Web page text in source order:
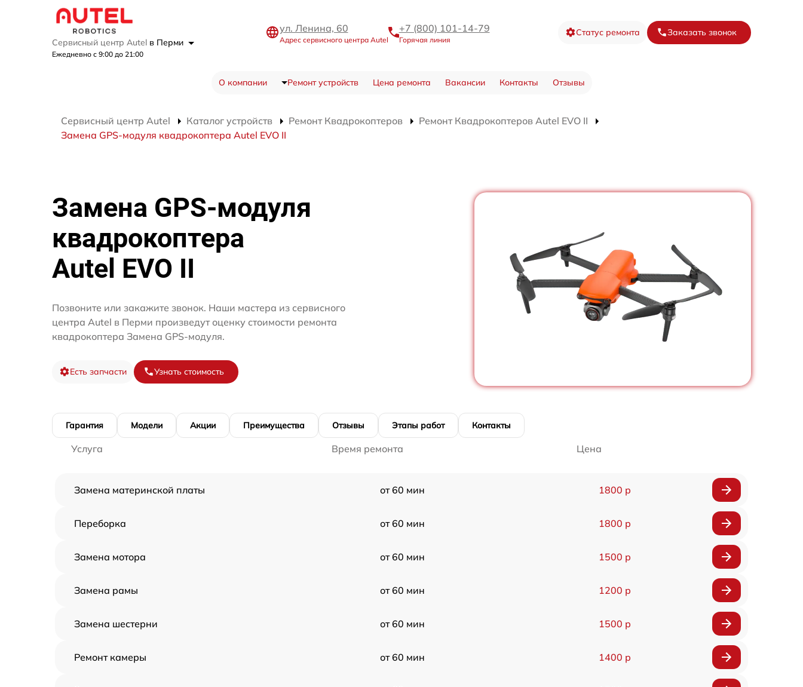
Сервисный центр Autel в Перми
Ежедневно с 9:00 до 21:00
ул. Ленина, 60
Адрес сервисного центра Autel
+7 (800) 101-14-79
Горячая линия
Статус ремонта Заказать звонок
О компании Ремонт устройств Цена ремонта Вакансии Контакты Отзывы
Сервисный центр Autel Каталог устройств Ремонт Квадрокоптеров
Ремонт Квадрокоптеров Autel EVO II
Замена GPS-модуля квадрокоптера Autel EVO II
Замена GPS-модуля
квадрокоптера
Autel EVO II
Позвоните или закажите звонок. Наши мастера из сервисного
центра Autel в Перми произведут оценку стоимости ремонта
квадрокоптера Замена GPS-модуля.
Есть запчасти Узнать стоимость
Гарантия Модели Акции Преимущества Отзывы Этапы работ Контакты
Услуга Время ремонта Цена
Замена материнской платы от 60 мин 1800 р
Переборка от 60 мин 1800 р
Замена мотора от 60 мин 1500 р
Замена рамы от 60 мин 1200 р
Замена шестерни от 60 мин 1500 р
Ремонт камеры от 60 мин 1400 р